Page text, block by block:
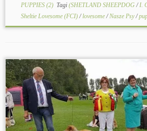
PUPPIES (2) Tagi (SHETLAND SHEEPDOG/I.
Sheltie Lovesome (FCI)/lovesome/Nasze Psy/